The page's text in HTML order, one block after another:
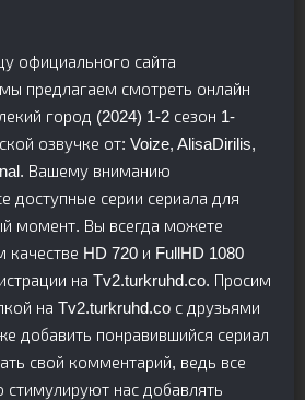
официального сайта
предлагаем смотреть онлайн
город (2024) 1-2 сезон 1-
озвучке от: Voize, AlisaDirilis,
Вашему вниманию
доступные серии сериала для
момент. Вы всегда можете
HD 720 и FullHD 1080
на Tv2.turkruhd.co. Просим
на Tv2.turkruhd.co с друзьями
добавить понравившийся сериал
свой комментарий, ведь все
стимулируют нас добавлять